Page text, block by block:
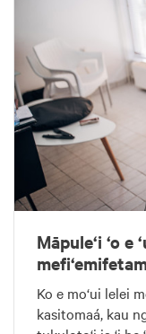
Māpule‘i ‘o e
Ko e mo‘ui lelei
kasitomaá, kau